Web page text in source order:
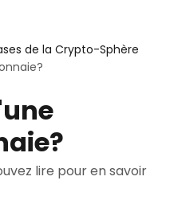
de la Crypto-Sphère
lire pour en savoir